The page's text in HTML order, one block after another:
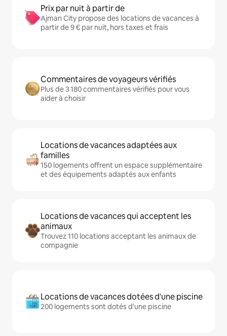
Prix par nuit à partir de
Ajman City propose des locations de vacances à
partir de 9 € par nuit, hors taxes et frais
Commentaires de voyageurs vérifiés
Plus de 3 180 commentaires vérifiés pour vous
aider à choisir
Locations de vacances adaptées aux
familles
150 logements offrent un espace supplémentaire
et des équipements adaptés aux enfants
Locations de vacances qui acceptent les
animaux
Trouvez 110 locations acceptant les animaux de
compagnie
Locations de vacances dotées d'une piscine
200 logements sont dotés d'une piscine